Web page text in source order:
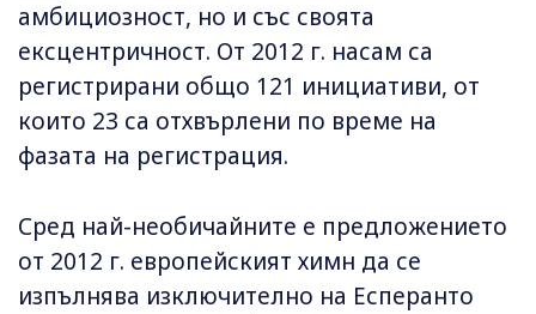
амбициозност, но и със своята
ексцентричност. От 2012 г. насам са
регистрирани общо 121 инициативи, от
които 23 са отхвърлени по време на
фазата на регистрация.
Сред най-необичайните е предложението
от 2012 г. европейският химн да се
изпълнява изключително на Eсперанто